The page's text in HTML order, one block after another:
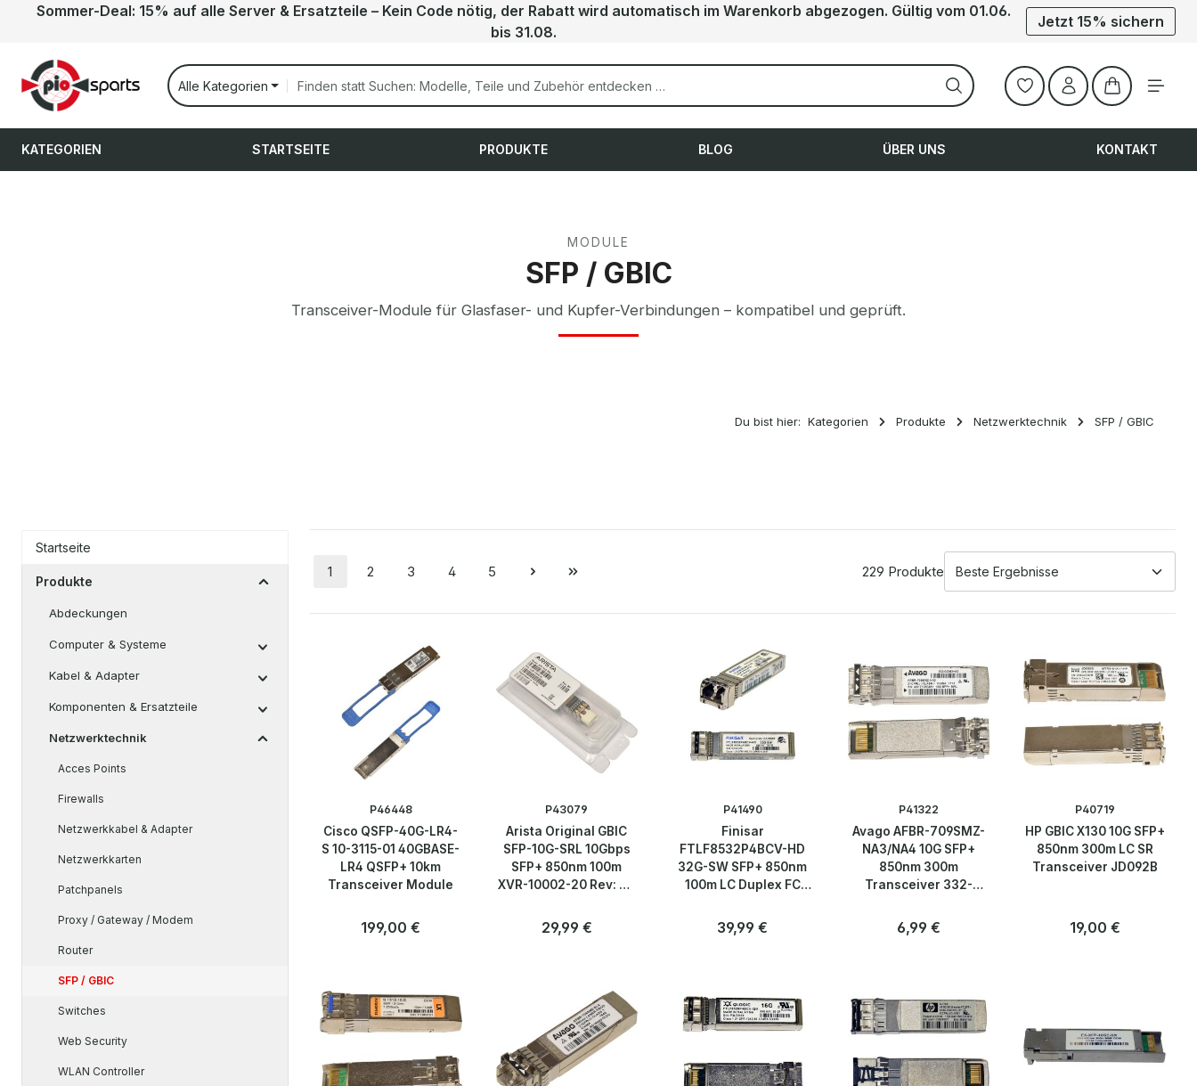
Hauptinhalt springen
Zur Suche springen
Zur Hauptnavigation springen
Sommer-Deal: 15% auf alle Server & Ersatzteile – Kein Code nötig, der Rabatt wird automatisch im Warenkorb abgezogen. Gültig vom 01.06.
bis 31.08.
Jetzt 15% sichern
Alle Kategorien
Warenkorb
KATEGORIEN STARTSEITE PRODUKTE BLOG ÜBER UNS KONTAKT
MODULE
SFP / GBIC
Transceiver-Module für Glasfaser- und Kupfer-Verbindungen – kompatibel und geprüft.
Du bist hier: Kategorien Produkte Netzwerktechnik SFP / GBIC
Startseite
Produkte
Abdeckungen
Computer & Systeme
Kabel & Adapter
Komponenten & Ersatzteile
Netzwerktechnik
Acces Points
Firewalls
Netzwerkkabel & Adapter
Netzwerkkarten
Patchpanels
Proxy / Gateway / Modem
Router
SFP / GBIC
Switches
Web Security
WLAN Controller
Seite
1 Seite
2 Seite
3 Seite
4 Seite
5 229 Produkte
P46448
Cisco QSFP-40G-LR4-
S 10-3115-01 40GBASE-
LR4 QSFP+ 10km
Transceiver Module
Regulärer Preis:
199,00 €
P43079
Arista Original GBIC
SFP-10G-SRL 10Gbps
SFP+ 850nm 100m
XVR-10002-20 Rev: B0
Regulärer Preis:
29,99 €
P41490
Finisar
FTLF8532P4BCV-HD
32G-SW SFP+ 850nm
100m LC Duplex FC
Regulärer Preis:
39,99 €
P41322
Avago AFBR-709SMZ-
NA3/NA4 10G SFP+
850nm 300m
Transceiver 332-
Regulärer Preis:
6,99 €
P40719
HP GBIC X130 10G SFP+
850nm 300m LC SR
Transceiver JD092B
Regulärer Preis:
19,00 €